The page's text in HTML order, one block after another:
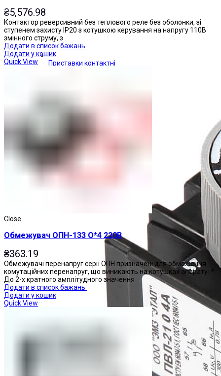
Приставки контактні
₴5,576.98
Контактор реверсивний без теплового реле без оболонки, зі
ступенем захисту IP20 з котушкою керування на напругу 110В
змінного струму, з
Додати в список бажань
Додати у кошик
Quick View
Close
Обмежувач ОПН-133 О*4 220В
₴363.19
Обмежувачі перенапруг серії ОПН призначені для обмеження
комутаційних перенапруг, що виникають на котушках апарату: *
До 2-х кратного амплітудного значення
Додати в список бажань
Додати у кошик
Quick View